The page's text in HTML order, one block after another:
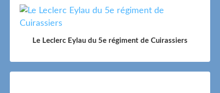
Le Leclerc Eylau du 5e régiment de Cuirassiers